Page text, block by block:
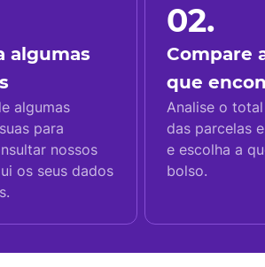
algumas
algumas
para
nossos
os seus dados
02.
Compare
que
Analise o
das parcelas
e escolha a
bolso.